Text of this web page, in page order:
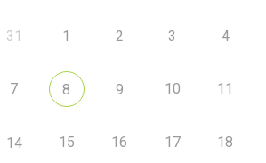
31 1 2 3 4
7 8 9 10 11
14 15 16 17 18